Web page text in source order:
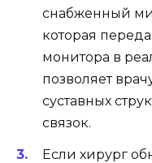
снабженный
которая
монитора в
позволяет
суставных
связок.
Если хирург